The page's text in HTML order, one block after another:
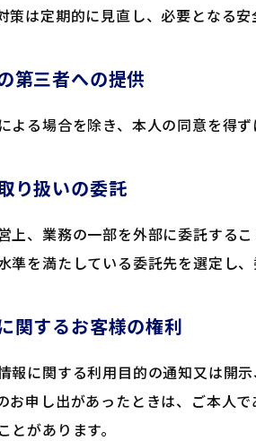
策は定期的に見直し、必要となる安
第三者への提供
よる場合を除き、本人の同意を得
り扱いの委託
上、業務の一部を外部に委託する
準を満たしている委託先を選定し
関するお客様の権利
報に関する利用目的の通知又は開
お申し出があったときは、ご本人
とがあります。